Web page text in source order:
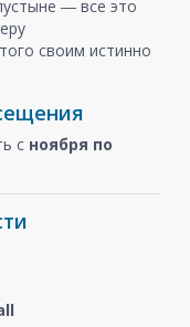
― все это
своим истинно
с ноября по